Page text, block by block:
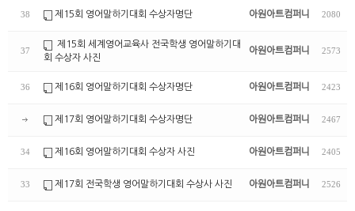
38 제15회 영어말하기대회 수상자명단 아원아트컴퍼니 2080
37
제15회 세계영어교육사 전국학생 영어말하기대
회 수상자 사진
아원아트컴퍼니 2573
36 제16회 영어말하기대회 수상자명단 아원아트컴퍼니 2423
제17회 영어말하기대회 수상자명단 아원아트컴퍼니 2467
34 제16회 영어말하기대회 수상자 사진 아원아트컴퍼니 2405
33 제17회 전국학생 영어말하기대회 수상사 사진 아원아트컴퍼니 2526